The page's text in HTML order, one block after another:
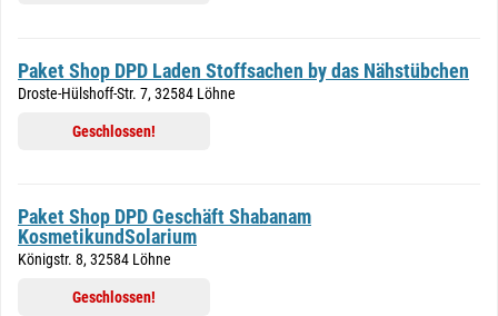
Paket Shop DPD Laden Stoffsachen by das Nähstübchen
Droste-Hülshoff-Str. 7, 32584 Löhne
Geschlossen!
Paket Shop DPD Geschäft Shabanam
KosmetikundSolarium
Königstr. 8, 32584 Löhne
Geschlossen!